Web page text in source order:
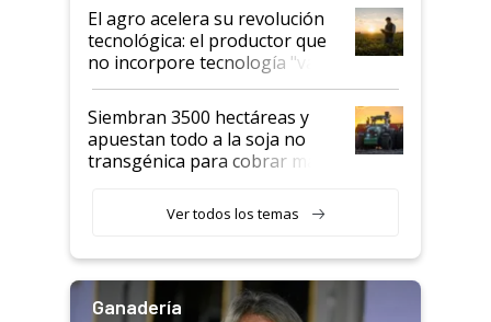
El agro acelera su revolución
tecnológica: el productor que
no incorpore tecnología "va a
perder el tren"
Siembran 3500 hectáreas y
apuestan todo a la soja no
transgénica para cobrar más
Ver todos los temas
Ganadería